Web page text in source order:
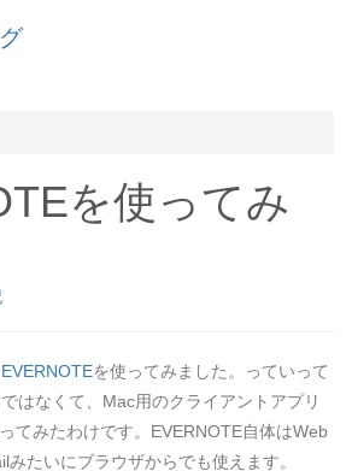
を使ってみ
EVERNOTEを使ってみました。っていって
はなくて、Mac用のクライアントアプリ
てみたわけです。EVERNOTE自体はWeb
たいにブラウザからでも使えます。